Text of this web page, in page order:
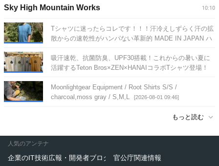
10:10
Sky High Mountain Works
Tシャツに迷ったらコレです！！！汗冷えしずらく汗の拡
散からの速乾性がハンパない革新的 MADE IN JAPAN ハ
Non Sleeve,Tee,Trunks [2026-08-01 10:10]
吸汗速乾、抗菌防臭、UPF30搭載！これからの暑い夏に
活躍するTeton Bros×ZEN×HANAIコラボTシャツ登場！
white,light green,gray,yellow / S,M,L,XL [2026-08-01 09:52]
Moonlightgear Equipment / Root Shirts S/S /
charcoal,moss gray / S,M,L
[2026-08-01 09:46]
もっと読む
人気のアンテナ
企業のIT技術広報・開発者ブログ 官公庁関連情報